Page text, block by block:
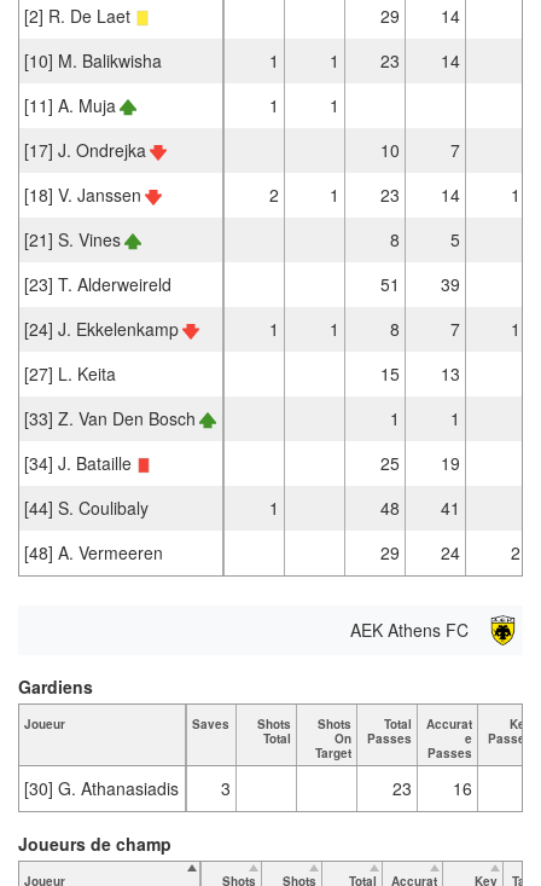
[2] R. De Laet 29
14
[10] M. Balikwisha
1 1 23
14
[11] A. Muja
1
1
[17] J. Ondrejka
10
7
[18] V. Janssen
2 1 23 14
1
[21] S. Vines
8
5
[23] T. Alderweireld
51
39
[24] J. Ekkelenkamp
1 1 8 7
1
[27] L. Keita
15
13
[33] Z. Van Den Bosch
1
1
[34] J. Bataille
25
19
[44] S. Coulibaly
1 48
41
[48] A. Vermeeren
29 24 2
AEK Athens FC
Joueur Saves
Shots
Total
Shots
On
Target
Total
Passes
Accurat
e
Passes
Key
Passes
[30] G. Athanasiadis 3 23 16
Gardiens
Joueur Shots Shots Total Accurat Key
Joueurs de champ